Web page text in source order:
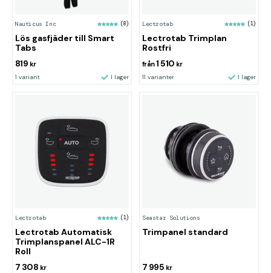
Nauticus Inc (8)
Lös gasfjäder till Smart
Tabs
819 kr
1 variant I lager
Lectrotab (1)
Lectrotab Trimplan
Rostfri
från1 510 kr
11 varianter I lager
Lectrotab (1)
Lectrotab Automatisk
Trimplanspanel ALC-1R
Roll
7 308 kr
Seastar Solutions
Trimpanel standard
7 995 kr